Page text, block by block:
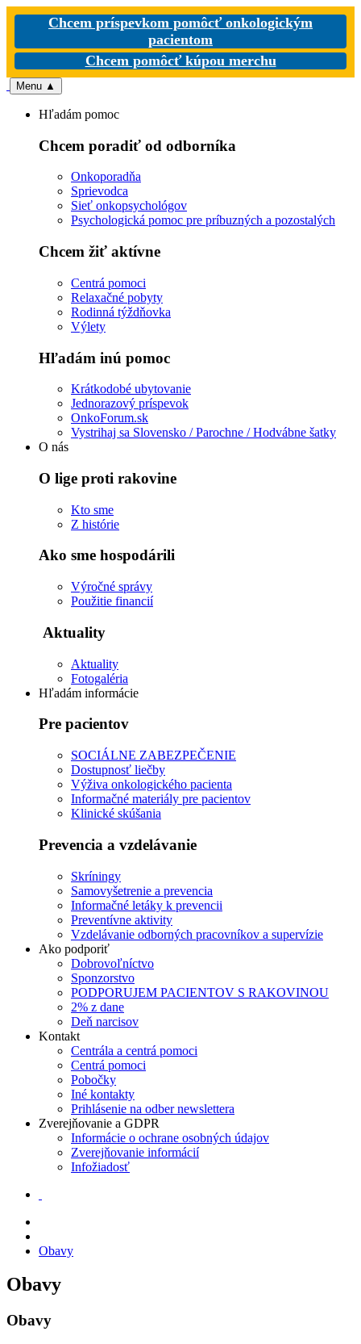
Chcem príspevkom pomôcť onkologickým
pacientom
Chcem pomôcť kúpou merchu
Menu ▲
Hľadám pomoc
Chcem poradiť od odborníka
Onkoporadňa
Sprievodca
Sieť onkopsychológov
Psychologická pomoc pre príbuzných a pozostalých
Chcem žiť aktívne
Centrá pomoci
Relaxačné pobyty
Rodinná týždňovka
Výlety
Hľadám inú pomoc
Krátkodobé ubytovanie
Jednorazový príspevok
OnkoForum.sk
Vystrihaj sa Slovensko / Parochne / Hodvábne šatky
O nás
O lige proti rakovine
Kto sme
Z histórie
Ako sme hospodárili
Výročné správy
Použitie financií
Aktuality
Aktuality
Fotogaléria
Hľadám informácie
Pre pacientov
SOCIÁLNE ZABEZPEČENIE
Dostupnosť liečby
Výživa onkologického pacienta
Informačné materiály pre pacientov
Klinické skúšania
Prevencia a vzdelávanie
Skríningy
Samovyšetrenie a prevencia
Informačné letáky k prevencii
Preventívne aktivity
Vzdelávanie odborných pracovníkov a supervízie
Ako podporiť
Dobrovoľníctvo
Sponzorstvo
PODPORUJEM PACIENTOV S RAKOVINOU
2% z dane
Deň narcisov
Kontakt
Centrála a centrá pomoci
Centrá pomoci
Pobočky
Iné kontakty
Prihlásenie na odber newslettera
Zverejňovanie a GDPR
Informácie o ochrane osobných údajov
Zverejňovanie informácií
Infožiadosť
Obavy
Obavy
Obavy